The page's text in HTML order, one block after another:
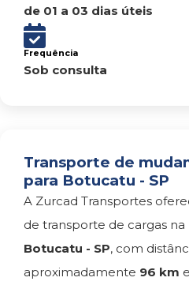
de 01 a 03 dias úteis
Frequência
Sob consulta
Transporte de
para Botucatu - SP
A Zurcad Transportes
de transporte de cargas na
Botucatu - SP, com
aproximadamente 96 km